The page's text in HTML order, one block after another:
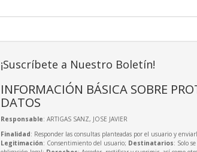
¡Suscríbete a Nuestro Boletín!
INFORMACIÓN BÁSICA SOBRE
DATOS
Responsable: ARTIGAS SANZ, JOSE JAVIER
Finalidad: Responder las consultas planteadas por el usuario y
Legitimación: Consentimiento del usuario; Destinatarios: Solo